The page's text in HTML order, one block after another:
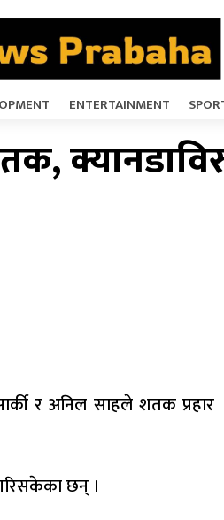
ENTERTAINMENT
र अनिल साहले शतक प्रहार
छन् ।